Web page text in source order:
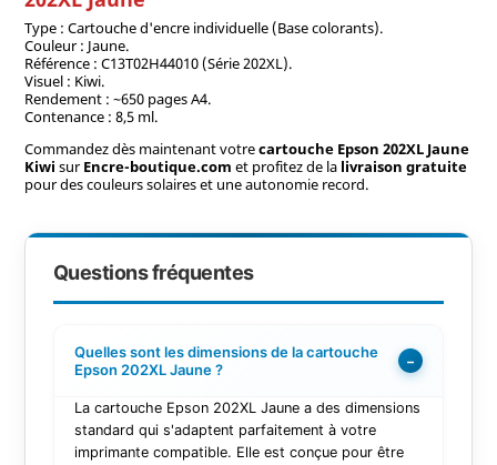
Type : Cartouche d'encre individuelle (Base colorants).
Couleur : Jaune.
Référence : C13T02H44010 (Série 202XL).
Visuel : Kiwi.
Rendement : ~650 pages A4.
Contenance : 8,5 ml.
Commandez dès maintenant votrecartouche Epson 202XL Jaune
Kiwi surEncre-boutique.com et profitez de la livraison gratuite
pour des couleurs solaires et une autonomie record.
Questions fréquentes
Quelles sont les dimensions de la cartouche
Epson 202XL Jaune ?
−
La cartouche Epson 202XL Jaune a des dimensions
standard qui s'adaptent parfaitement à votre
imprimante compatible. Elle est conçue pour être